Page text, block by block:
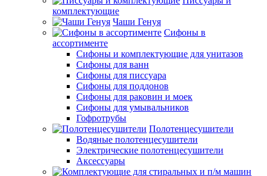
комплектующие
Чаши Генуя
Сифоны в
ассортименте
Сифоны и комплектующие для унитазов
Сифоны для ванн
Сифоны для писсуара
Сифоны для поддонов
Сифоны для раковин и моек
Сифоны для умывальников
Гофротрубы
Полотенцесушители
Водяные полотенцесушители
Электрические полотенцесушители
Аксессуары